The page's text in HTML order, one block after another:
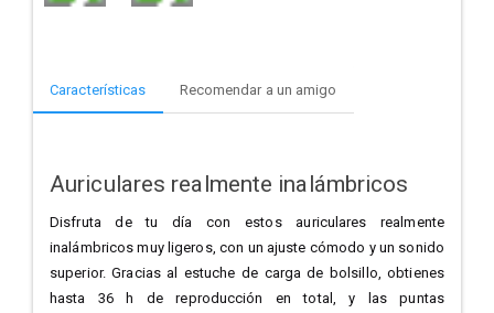
Características Recomendar a un amigo
Auriculares realmente inalámbricos
Disfruta de tu día con estos auriculares realmente
inalámbricos muy ligeros, con un ajuste cómodo y un sonido
superior. Gracias al estuche de carga de bolsillo, obtienes
hasta 36 h de reproducción en total, y las puntas